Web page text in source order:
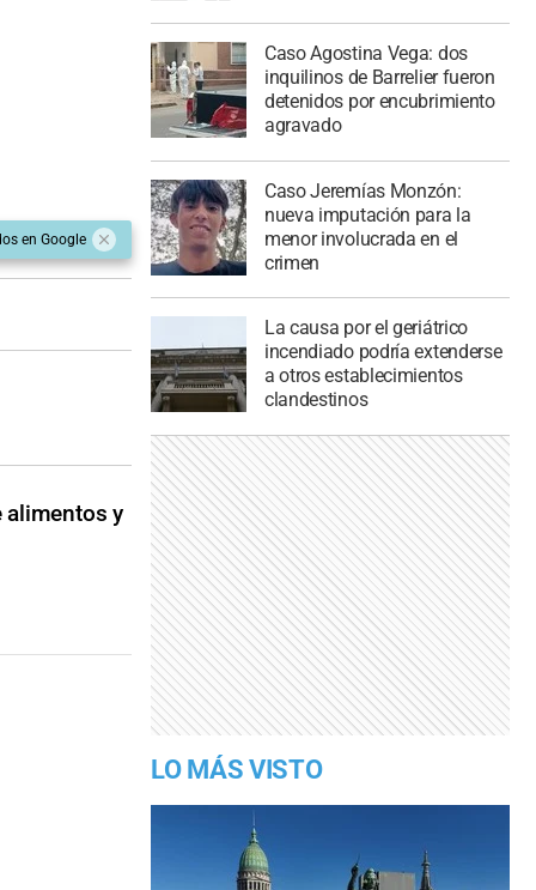
en Google
alimentos y
Caso Agostina Vega: dos
inquilinos de Barrelier fueron
detenidos por encubrimiento
agravado
Caso Jeremías Monzón:
nueva imputación para la
menor involucrada en el
crimen
La causa por el geriátrico
incendiado podría extenderse
a otros establecimientos
clandestinos
LO MÁS VISTO